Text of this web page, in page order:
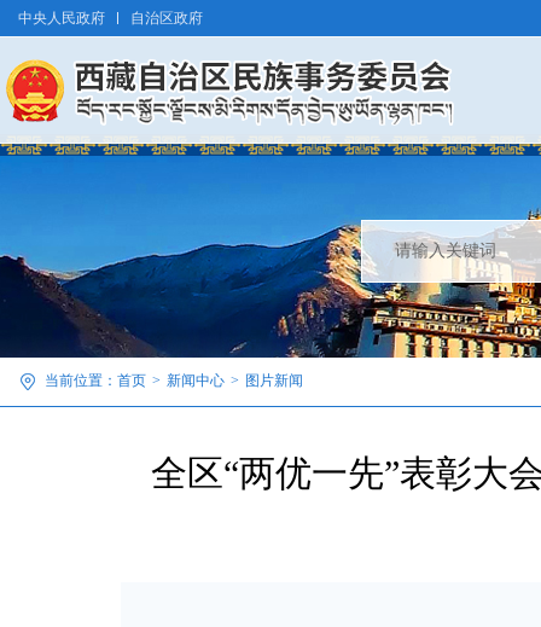
中央人民政府 自治区政府
当前位置： 首页 > 新闻中心 > 图片新闻
全区“两优一先”表彰大